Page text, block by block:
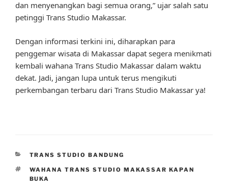
dan menyenangkan bagi semua orang,” ujar salah satu
petinggi Trans Studio Makassar.
Dengan informasi terkini ini, diharapkan para
penggemar wisata di Makassar dapat segera menikmati
kembali wahana Trans Studio Makassar dalam waktu
dekat. Jadi, jangan lupa untuk terus mengikuti
perkembangan terbaru dari Trans Studio Makassar ya!
CATEGORIES
TRANS STUDIO BANDUNG
TAGS
WAHANA TRANS STUDIO MAKASSAR KAPAN
BUKA